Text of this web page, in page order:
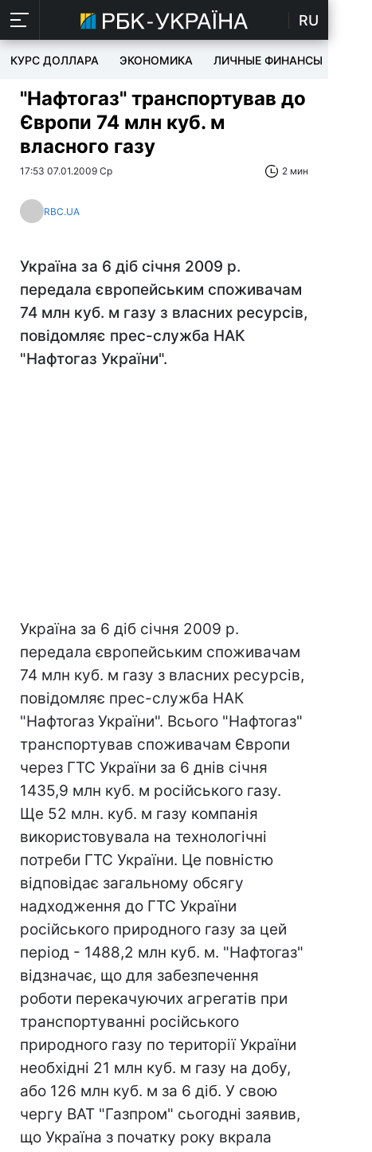
RU
КУРС ДОЛЛАРА ЭКОНОМИКА ЛИЧНЫЕ ФИНАНСЫ
"Нафтогаз" транспортував до
Європи 74 млн куб. м
власного газу
17:53 07.01.2009 Ср 2 мин
RBC.UA
Україна за 6 діб січня 2009 р.
передала європейським споживачам
74 млн куб. м газу з власних ресурсів,
повідомляє прес-служба НАК
"Нафтогаз України".
Україна за 6 діб січня 2009 р.
передала європейським споживачам
74 млн куб. м газу з власних ресурсів,
повідомляє прес-служба НАК
"Нафтогаз України". Всього "Нафтогаз"
транспортував споживачам Європи
через ГТС України за 6 днів січня
1435,9 млн куб. м російського газу.
Ще 52 млн. куб. м газу компанія
використовувала на технологічні
потреби ГТС України. Це повністю
відповідає загальному обсягу
надходження до ГТС України
російського природного газу за цей
період - 1488,2 млн куб. м. "Нафтогаз"
відзначає, що для забезпечення
роботи перекачуючих агрегатів при
транспортуванні російського
природного газу по території України
необхідні 21 млн куб. м газу на добу,
або 126 млн куб. м за 6 діб. У свою
чергу ВАТ "Газпром" сьогодні заявив,
що Україна з початку року вкрала